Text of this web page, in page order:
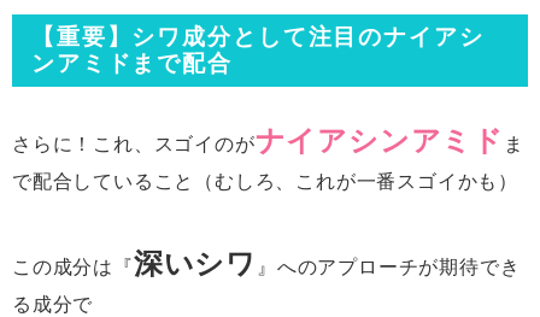
【重要】シワ成分として注目のナイアシ
ンアミドまで配合
さらに！これ、スゴイのがナイアシンアミド ま
で配合していること（むしろ、これが一番スゴイかも）
この成分は『深いシワ 』へのアプローチが期待でき
る成分で